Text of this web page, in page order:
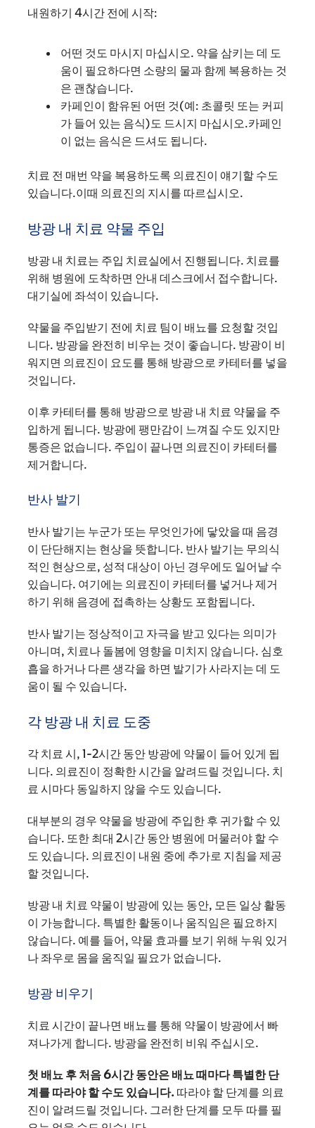
내원하기 4시간 전에 시작:
어떤 것도 마시지 마십시오. 약을 삼키는 데 도
움이 필요하다면 소량의 물과 함께 복용하는 것
은 괜찮습니다.
카페인이 함유된 어떤 것(예: 초콜릿 또는 커피
가 들어 있는 음식)도 드시지 마십시오.카페인
이 없는 음식은 드셔도 됩니다.
치료 전 매번 약을 복용하도록 의료진이 얘기할 수도
있습니다.이때 의료진의 지시를 따르십시오.
방광 내 치료 약물 주입
방광 내 치료는 주입 치료실에서 진행됩니다. 치료를
위해 병원에 도착하면 안내 데스크에서 접수합니다.
대기실에 좌석이 있습니다.
약물을 주입받기 전에 치료 팀이 배뇨를 요청할 것입
니다. 방광을 완전히 비우는 것이 좋습니다. 방광이 비
워지면 의료진이 요도를 통해 방광으로 카테터를 넣을
것입니다.
이후 카테터를 통해 방광으로 방광 내 치료 약물을 주
입하게 됩니다. 방광에 팽만감이 느껴질 수도 있지만
통증은 없습니다. 주입이 끝나면 의료진이 카테터를
제거합니다.
반사 발기
반사 발기는 누군가 또는 무엇인가에 닿았을 때 음경
이 단단해지는 현상을 뜻합니다. 반사 발기는 무의식
적인 현상으로, 성적 대상이 아닌 경우에도 일어날 수
있습니다. 여기에는 의료진이 카테터를 넣거나 제거
하기 위해 음경에 접촉하는 상황도 포함됩니다.
반사 발기는 정상적이고 자극을 받고 있다는 의미가
아니며, 치료나 돌봄에 영향을 미치지 않습니다. 심호
흡을 하거나 다른 생각을 하면 발기가 사라지는 데 도
움이 될 수 있습니다.
각 방광 내 치료 도중
각 치료 시, 1-2시간 동안 방광에 약물이 들어 있게 됩
니다. 의료진이 정확한 시간을 알려드릴 것입니다. 치
료 시마다 동일하지 않을 수도 있습니다.
대부분의 경우 약물을 방광에 주입한 후 귀가할 수 있
습니다. 또한 최대 2시간 동안 병원에 머물러야 할 수
도 있습니다. 의료진이 내원 중에 추가로 지침을 제공
할 것입니다.
방광 내 치료 약물이 방광에 있는 동안, 모든 일상 활동
이 가능합니다. 특별한 활동이나 움직임은 필요하지
않습니다. 예를 들어, 약물 효과를 보기 위해 누워 있거
나 좌우로 몸을 움직일 필요가 없습니다.
방광 비우기
치료 시간이 끝나면 배뇨를 통해 약물이 방광에서 빠
져나가게 합니다. 방광을 완전히 비워 주십시오.
첫 배뇨 후 처음 6시간 동안은 배뇨 때마다 특별한 단
계를 따라야 할 수도 있습니다. 따라야 할 단계를 의료
진이 알려드릴 것입니다. 그러한 단계를 모두 따를 필